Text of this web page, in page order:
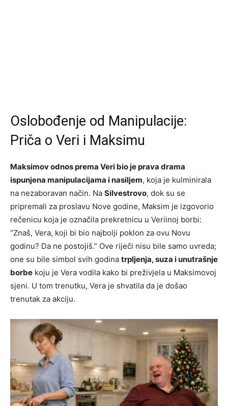
Oslobođenje od Manipulacije:
Priča o Veri i Maksimu
Maksimov odnos prema Veri bio je prava drama
ispunjena manipulacijama i nasiljem, koja je kulminirala
na nezaboravan način. Na Silvestrovo, dok su se
pripremali za proslavu Nove godine, Maksim je izgovorio
rečenicu koja je označila prekretnicu u Veriinoj borbi:
“Znaš, Vera, koji bi bio najbolji poklon za ovu Novu
godinu? Da ne postojiš.” Ove riječi nisu bile samo uvreda;
one su bile simbol svih godina trpljenja, suza i unutrašnje
borbe koju je Vera vodila kako bi preživjela u Maksimovoj
sjeni. U tom trenutku, Vera je shvatila da je došao
trenutak za akciju.